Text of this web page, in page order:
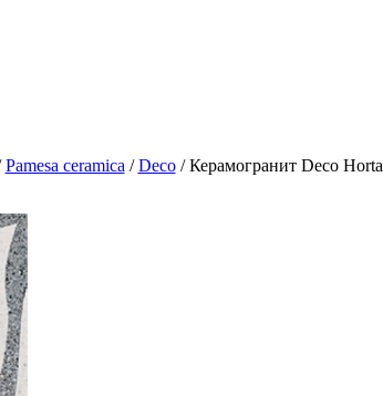
Pamesa ceramica /Deco/ Керамогранит Deco Horta